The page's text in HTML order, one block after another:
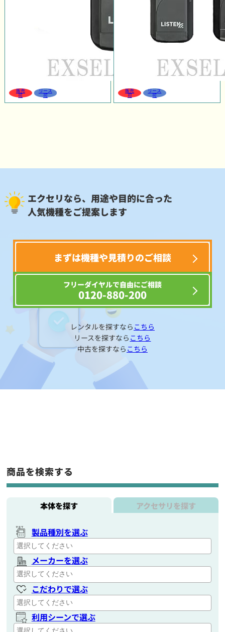
販売
可
リース
可
販売
可
リース
可
エクセリなら、用途や目的に合った
人気機種をご提案します
まずは機種や見積りのご相談
フリーダイヤルで自由にご相談
0120-880-200
レンタルを探すなら こちら
リースを探すなら こちら
中古を探すなら こちら
商品を検索する
本体を探す アクセサリを探す
製品種別を選ぶ
メーカーを選ぶ
こだわりで選ぶ
利用シーンで選ぶ